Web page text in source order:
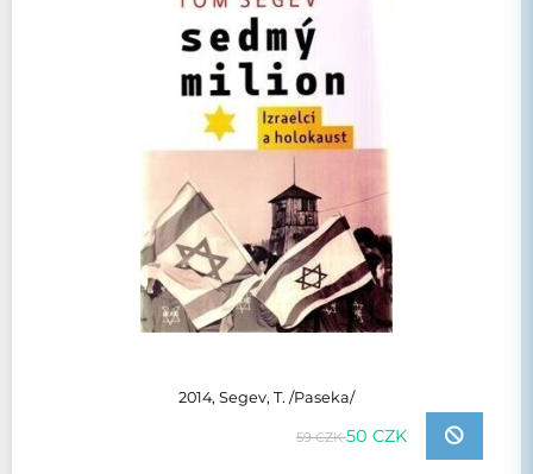
2014, Segev, T. /Paseka/
59 CZK50 CZK